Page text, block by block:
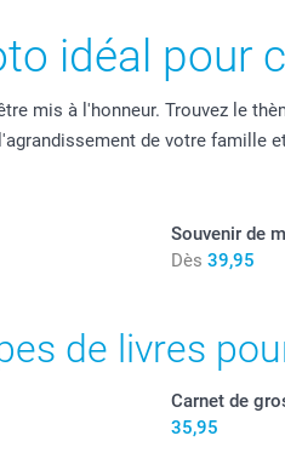
idéal pour
mis à l'honneur. Trouvez le
de votre
Souvenir de
Dès 39,95
de livres
Carnet de
35,95